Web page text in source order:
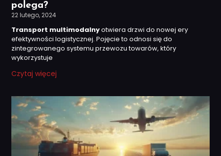
polega?
22 lutego, 2024
Transport multimodalnyotwiera drzwi do nowej ery
efektywności logistycznej. Pojęcie to odnosi się do
zintegrowanego systemu przewozu towarów, który
wykorzystuje
Czytaj więcej